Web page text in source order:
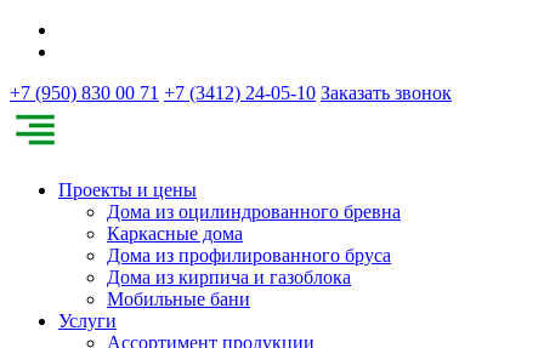
+7 (950) 830 00 71 +7 (3412) 24-05-10 Заказать звонок
Проекты и цены
Дома из оцилиндрованного бревна
Каркасные дома
Дома из профилированного бруса
Дома из кирпича и газоблока
Мобильные бани
Услуги
Ассортимент продукции